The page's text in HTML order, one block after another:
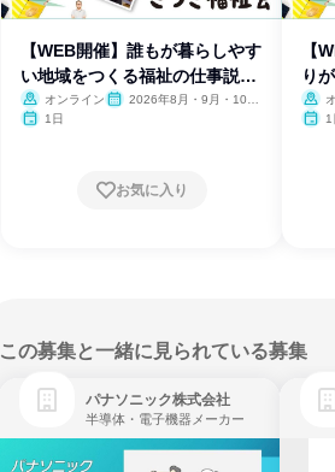
【WEB開催】誰もが暮らしやす
い地域をつくる福祉の仕事説明
会
オンライン
2026年8月・9月・10
1日
お気に入り
【
り
1
この募集と一緒に見られている募集
パナソニック株式会社
半導体・電子機器メーカー